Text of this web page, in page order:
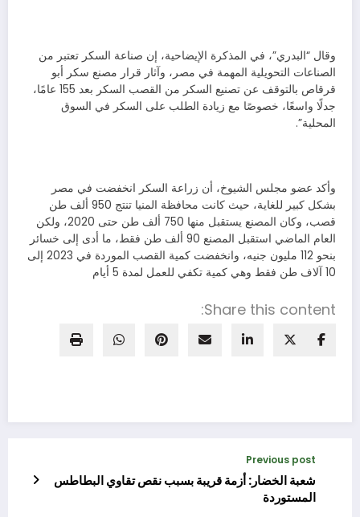
وقال “البدري”، في المذكرة الإيضاحية، إن صناعة السكر تعتبر من
الصناعات التحويلية المهمة في مصر، وآثار قرار مصنع سكر أبو
قرقاص بالتوقف عن تصنيع السكر من القصب السكر بعد 155 عامًا،
جدلًا واسعًا، خصوصًا مع زيادة الطلب على السكر في السوق
المحلية”.
وأكد عضو مجلس الشيوخ، أن زراعة السكر انخفضت في مصر
بشكل كبير للغاية، حيث كانت محافظة المنيا تنتج 950 ألف طن
قصب، وكان المصنع يستقبل منها 750 ألف طن حتى 2020، ولكن
العام الماضي استقبل المصنع 90 ألف طن فقط، ما أدى إلى خسائر
بنحو 112 مليون جنيه، وانخفضت كمية القصب الموردة في 2023 إلى
10 آلاف طن فقط وهي كمية تكفي للعمل لمدة 5 أيام
Share this content:
Previous post
شعبة الخضار: أزمة قريبة بسبب نقص تقاوي البطاطس
المستوردة